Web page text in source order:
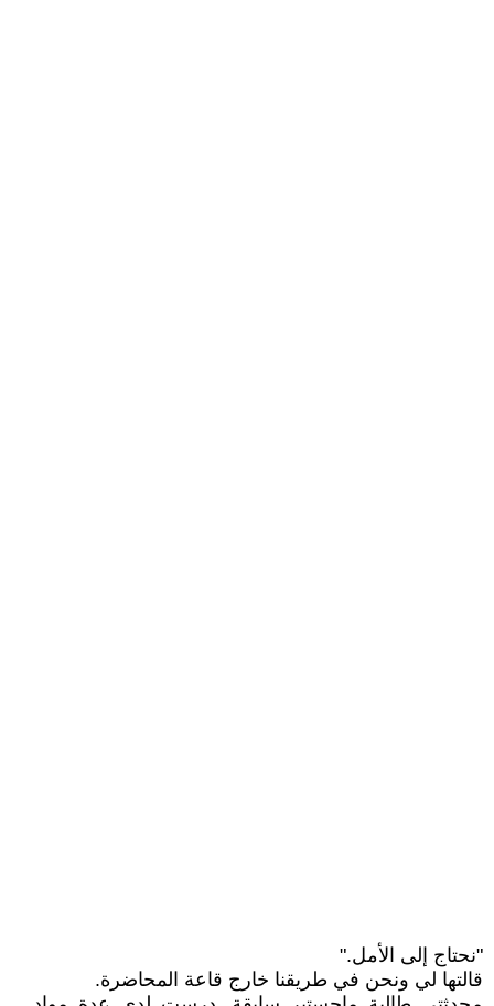
"نحتاج إلى الأمل."
قالتها لي ونحن في طريقنا خارج قاعة المحاضرة.